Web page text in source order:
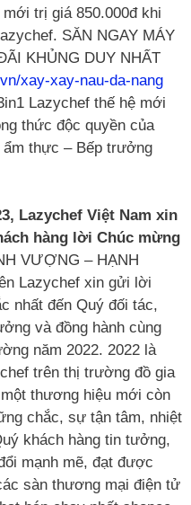
trị giá 850.000đ khi
SĂN NGAY MÁY
KHỦNG DUY NHẤT
xay-xay-nau-da-nang
Lazychef thế hệ mới
thức độc quyền của
thực – Bếp trưởng
Lazychef Việt Nam xin
hàng lời Chúc mừng
VƯỢNG – HẠNH
Lazychef xin gửi lời
nhất đến Quý đối tác,
và đồng hành cùng
năm 2022. 2022 là
trên thị trường đồ gia
thương hiệu mới còn
chắc, sự tận tâm, nhiệt
khách hàng tin tưởng,
mạnh mẽ, đạt được
sàn thương mại điện tử